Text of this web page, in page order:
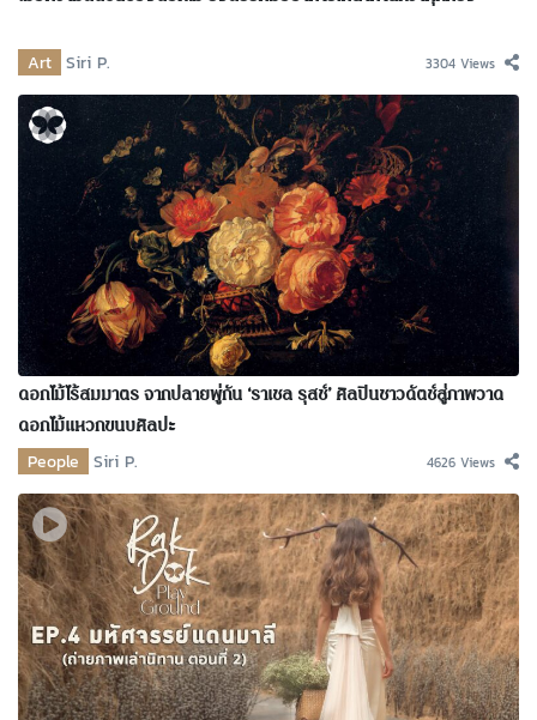
Art Siri P. 3304 Views
ดอกไม้ไร้สมมาตร จากปลายพู่กัน ‘ราเชล รุสช์’ ศิลปินชาวดัตช์สู่ภาพวาด
ดอกไม้แหวกขนบศิลปะ
People Siri P. 4626 Views